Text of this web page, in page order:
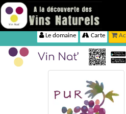
Le domaine Carte